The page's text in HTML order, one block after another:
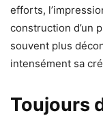
efforts,
construction d’un
souvent plus
intensément sa
Toujours